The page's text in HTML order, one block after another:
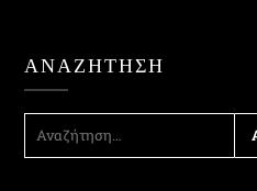
ΑΝΑΖΉΤΗΣΗ
ΑΝΑΖΉΤΗΣΗ